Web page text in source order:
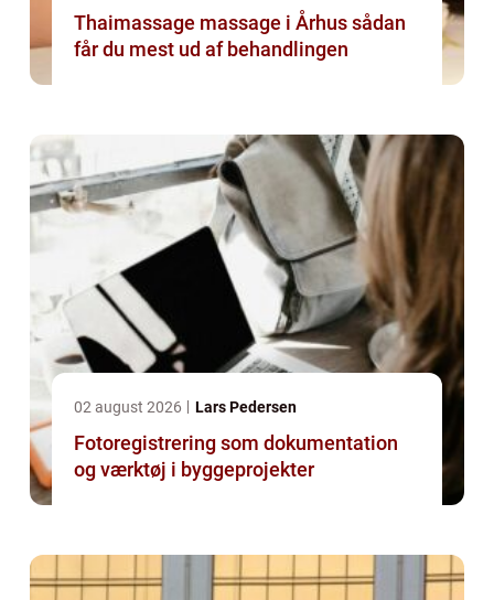
Thaimassage massage i Århus sådan
får du mest ud af behandlingen
02 august 2026 Lars Pedersen
Fotoregistrering som dokumentation
og værktøj i byggeprojekter